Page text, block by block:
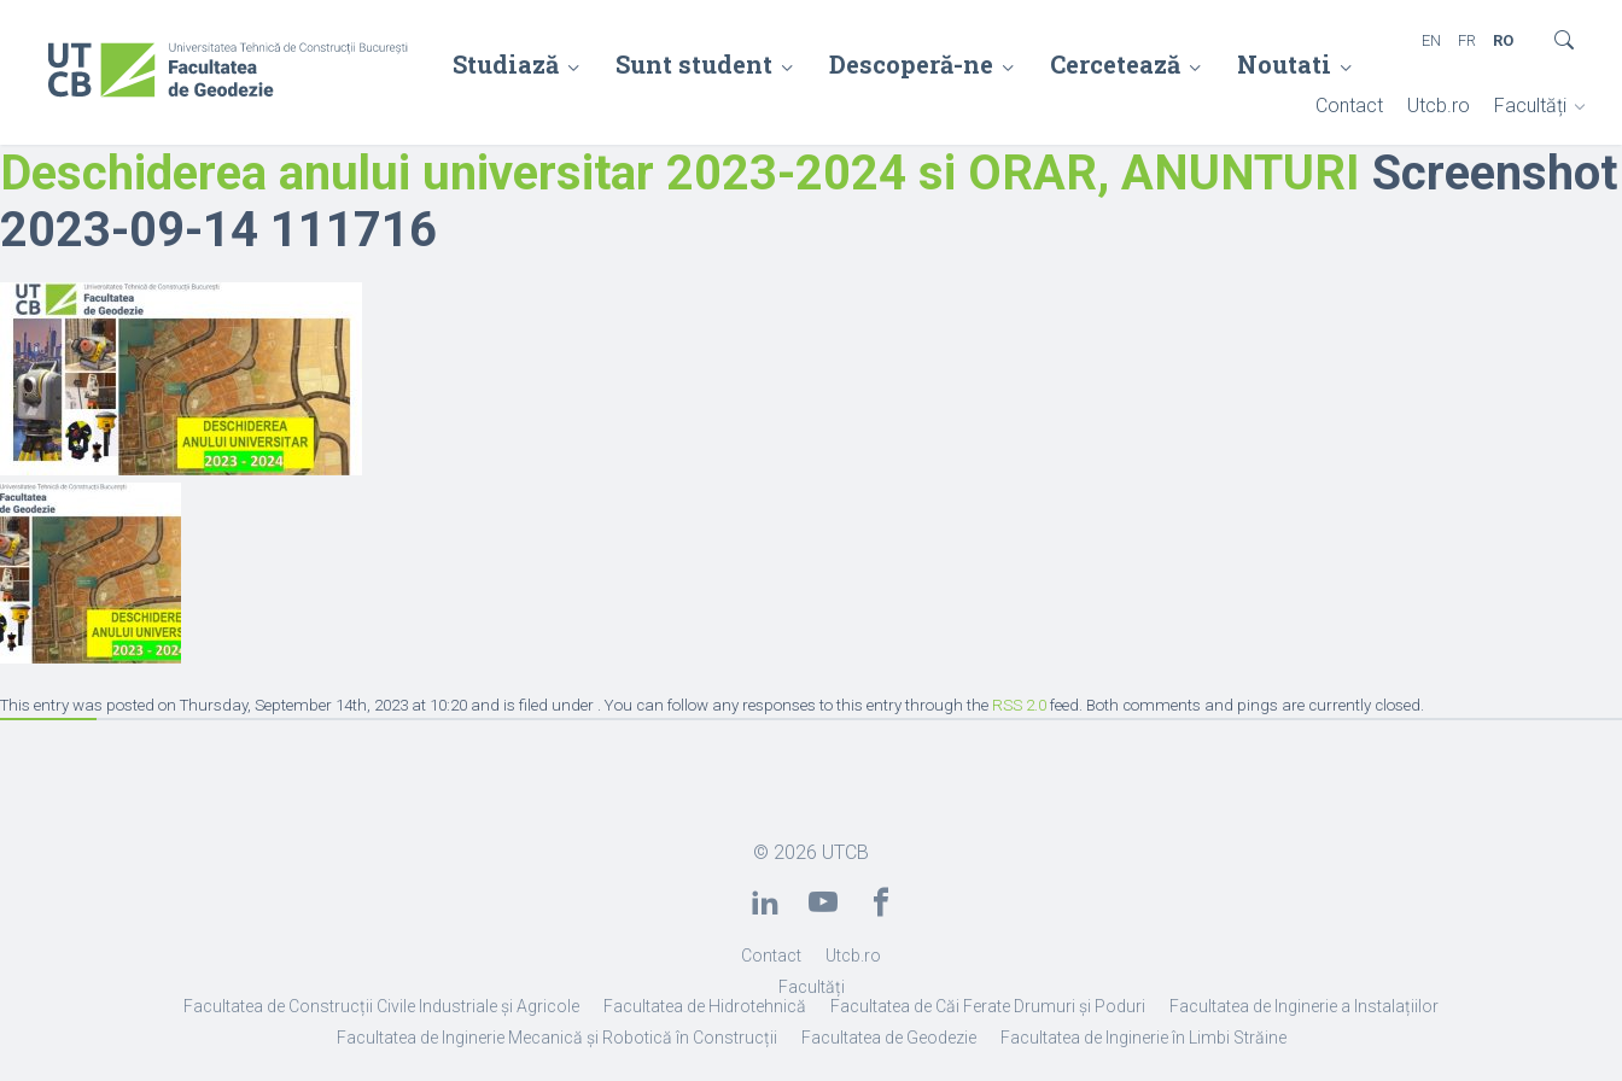
Studiază Sunt student Descoperă-ne Cercetează Noutati
Contact Utcb.ro Facultăți
EN FR RO
Deschiderea anului universitar 2023-2024 si ORAR, ANUNTURI Screenshot
2023-09-14 111716
This entry was posted on Thursday, September 14th, 2023 at 10:20 and is filed under . You can follow any responses to this entry through the RSS 2.0 feed. Both comments and pings are currently closed.
© 2026 UTCB
Contact
Utcb.ro
Facultăți
Facultatea de Construcții Civile Industriale și Agricole
Facultatea de Hidrotehnică Facultatea de Căi Ferate Drumuri și Poduri
Facultatea de Inginerie a Instalațiilor
Facultatea de Inginerie Mecanică și Robotică în Construcții
Facultatea de Geodezie Facultatea de Inginerie în Limbi Străine